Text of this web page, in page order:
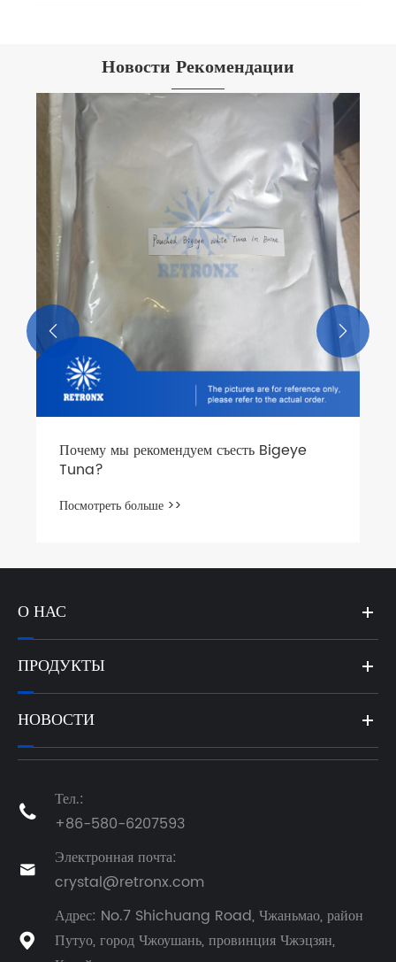
Новости Рекомендации
Почему мы рекомендуем съесть Bigeye
Tuna?
Посмотреть больше >>
 
О НАС
ПРОДУКТЫ
НОВОСТИ

Тел.:
+86-580-6207593

Электронная почта:
crystal@retronx.com

Адрес: No.7 Shichuang Road, Чжаньмао, район
Путуо, город Чжоушань, провинция Чжэцзян,